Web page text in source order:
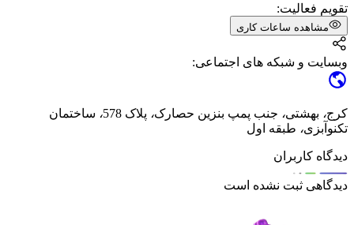
تقویم فعالیت:
مشاهده ساعات کاری
وبسایت و شبکه های اجتماعی:
کرج، بهشتی، جنب پمپ بنزین حصارک، پلاک 578 ، ساختمان
تکنوآبزی، طبقه اول
دیدگاه کاربران
دیدگاهی ثبت نشده است